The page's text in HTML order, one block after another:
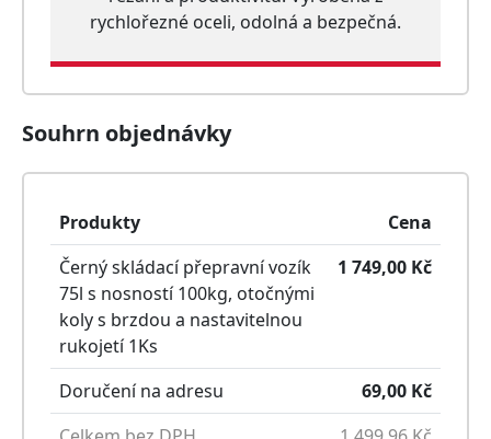
rychlořezné oceli, odolná a bezpečná.
Souhrn objednávky
Produkty
Cena
Černý skládací přepravní vozík
75l s nosností 100kg, otočnými
koly s brzdou a nastavitelnou
rukojetí1Ks
1 749,00 Kč
Doručení na adresu 69,00 Kč